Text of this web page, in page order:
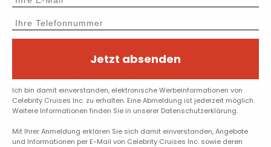
OK
Vor dem Einsteigen
Jetzt absenden
Ich bin damit einverstanden, elektronische Werbeinformationen von
Celebrity Cruises Inc. zu erhalten. Eine Abmeldung ist jederzeit möglich.
Weitere Informationen finden Sie in unserer Datenschutzerklärung.
Mit Ihrer Anmeldung erklären Sie sich damit einverstanden, Angebote
und Informationen per E-Mail von Celebrity Cruises Inc. sowie deren